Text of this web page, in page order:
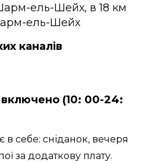
ель-Шейх, в 18 км
ель-Шейх
каналів
включено (10: 00-24:
себе: сніданок, вечеря
за додаткову плату.